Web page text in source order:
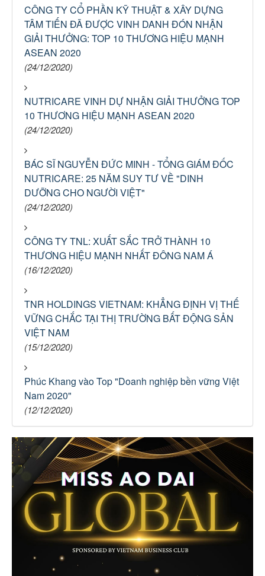
CÔNG TY CỔ PHẦN KỸ THUẬT & XÂY DỰNG
TÂM TIẾN ĐÃ ĐƯỢC VINH DANH ĐÓN NHẬN
GIẢI THƯỞNG: TOP 10 THƯƠNG HIỆU MẠNH
ASEAN 2020
(24/12/2020)
NUTRICARE VINH DỰ NHẬN GIẢI THƯỞNG TOP
10 THƯƠNG HIỆU MẠNH ASEAN 2020
(24/12/2020)
BÁC SĨ NGUYỄN ĐỨC MINH - TỔNG GIÁM ĐỐC
NUTRICARE: 25 NĂM SUY TƯ VỀ "DINH
DƯỠNG CHO NGƯỜI VIỆT"
(24/12/2020)
CÔNG TY TNL: XUẤT SẮC TRỞ THÀNH 10
THƯƠNG HIỆU MẠNH NHẤT ĐÔNG NAM Á
(16/12/2020)
TNR HOLDINGS VIETNAM: KHẲNG ĐỊNH VỊ THẾ
VỮNG CHẮC TẠI THỊ TRƯỜNG BẤT ĐỘNG SẢN
VIỆT NAM
(15/12/2020)
Phúc Khang vào Top "Doanh nghiệp bền vững Việt
Nam 2020"
(12/12/2020)